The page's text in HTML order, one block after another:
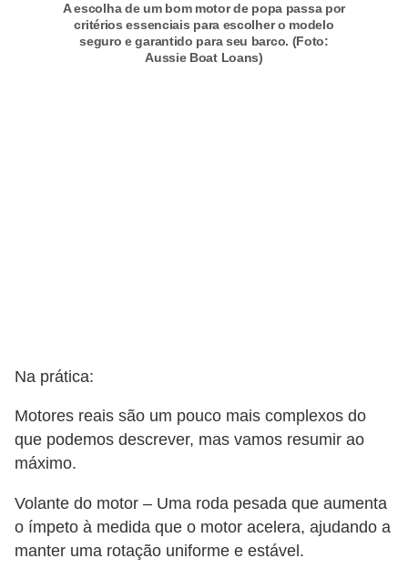
A escolha de um bom motor de popa passa por
critérios essenciais para escolher o modelo
seguro e garantido para seu barco. (Foto:
Aussie Boat Loans)
Na prática:
Motores reais são um pouco mais complexos do
que podemos descrever, mas vamos resumir ao
máximo.
Volante do motor – Uma roda pesada que aumenta
o ímpeto à medida que o motor acelera, ajudando a
manter uma rotação uniforme e estável.
e
t
r
â
n
s